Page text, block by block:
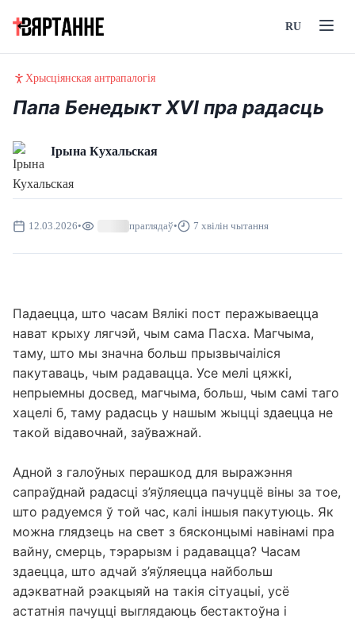
RU
Хрысціянская антрапалогія
Папа Бенедыкт XVI пра радасць
Ірына Кухальская
12.03.2026• праглядаў• 7 хвілін чытання
Падаецца, што часам Вялікі пост перажываецца
нават крыху лягчэй, чым сама Пасха. Магчыма,
таму, што мы значна больш прызвычаіліся
пакутаваць, чым радавацца. Усе мелі цяжкі,
непрыемны досвед, магчыма, больш, чым самі таго
хацелі б, таму радасць у нашым жыцці здаецца не
такой відавочнай, заўважнай.
Адной з галоўных перашкод для выражэння
сапраўднай радасці з’яўляецца пачуццё віны за тое,
што радуемся ў той час, калі іншыя пакутуюць. Як
можна глядзець на свет з бясконцымі навінамі пра
вайну, смерць, тэрарызм і радавацца? Часам
здаецца, што адчай з’яўляецца найбольш
адэкватнай рэакцыяй на такія сітуацыі, усё
астатнія пачуцці выглядаюць бестактоўна і